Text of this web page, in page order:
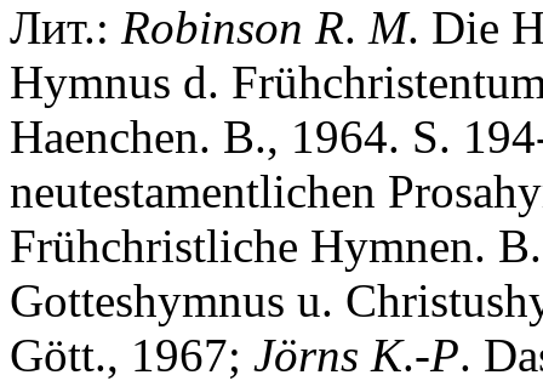
Лит.: Robinson R. M. Die
Hymnus d.
Haenchen. B., 1964. S.
neutestamentlichen
Frühchristliche Hymnen.
Gotteshymnus u.
Gött., 1967; Jörns K.-P.